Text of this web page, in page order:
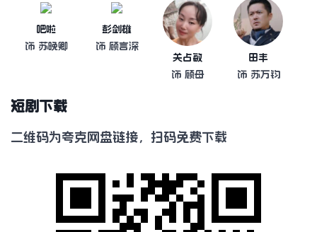
吧啦
饰 苏晚卿
彭剑雄
饰 顾言深
关占敏
饰 顾母
田丰
饰 苏万钧
短剧下载
二维码为夸克网盘链接，扫码免费下载